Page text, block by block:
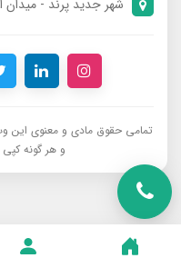
شهر جدید پرند - میدان
تمامی حقوق مادی و معنوی این
و هر گونه کپی